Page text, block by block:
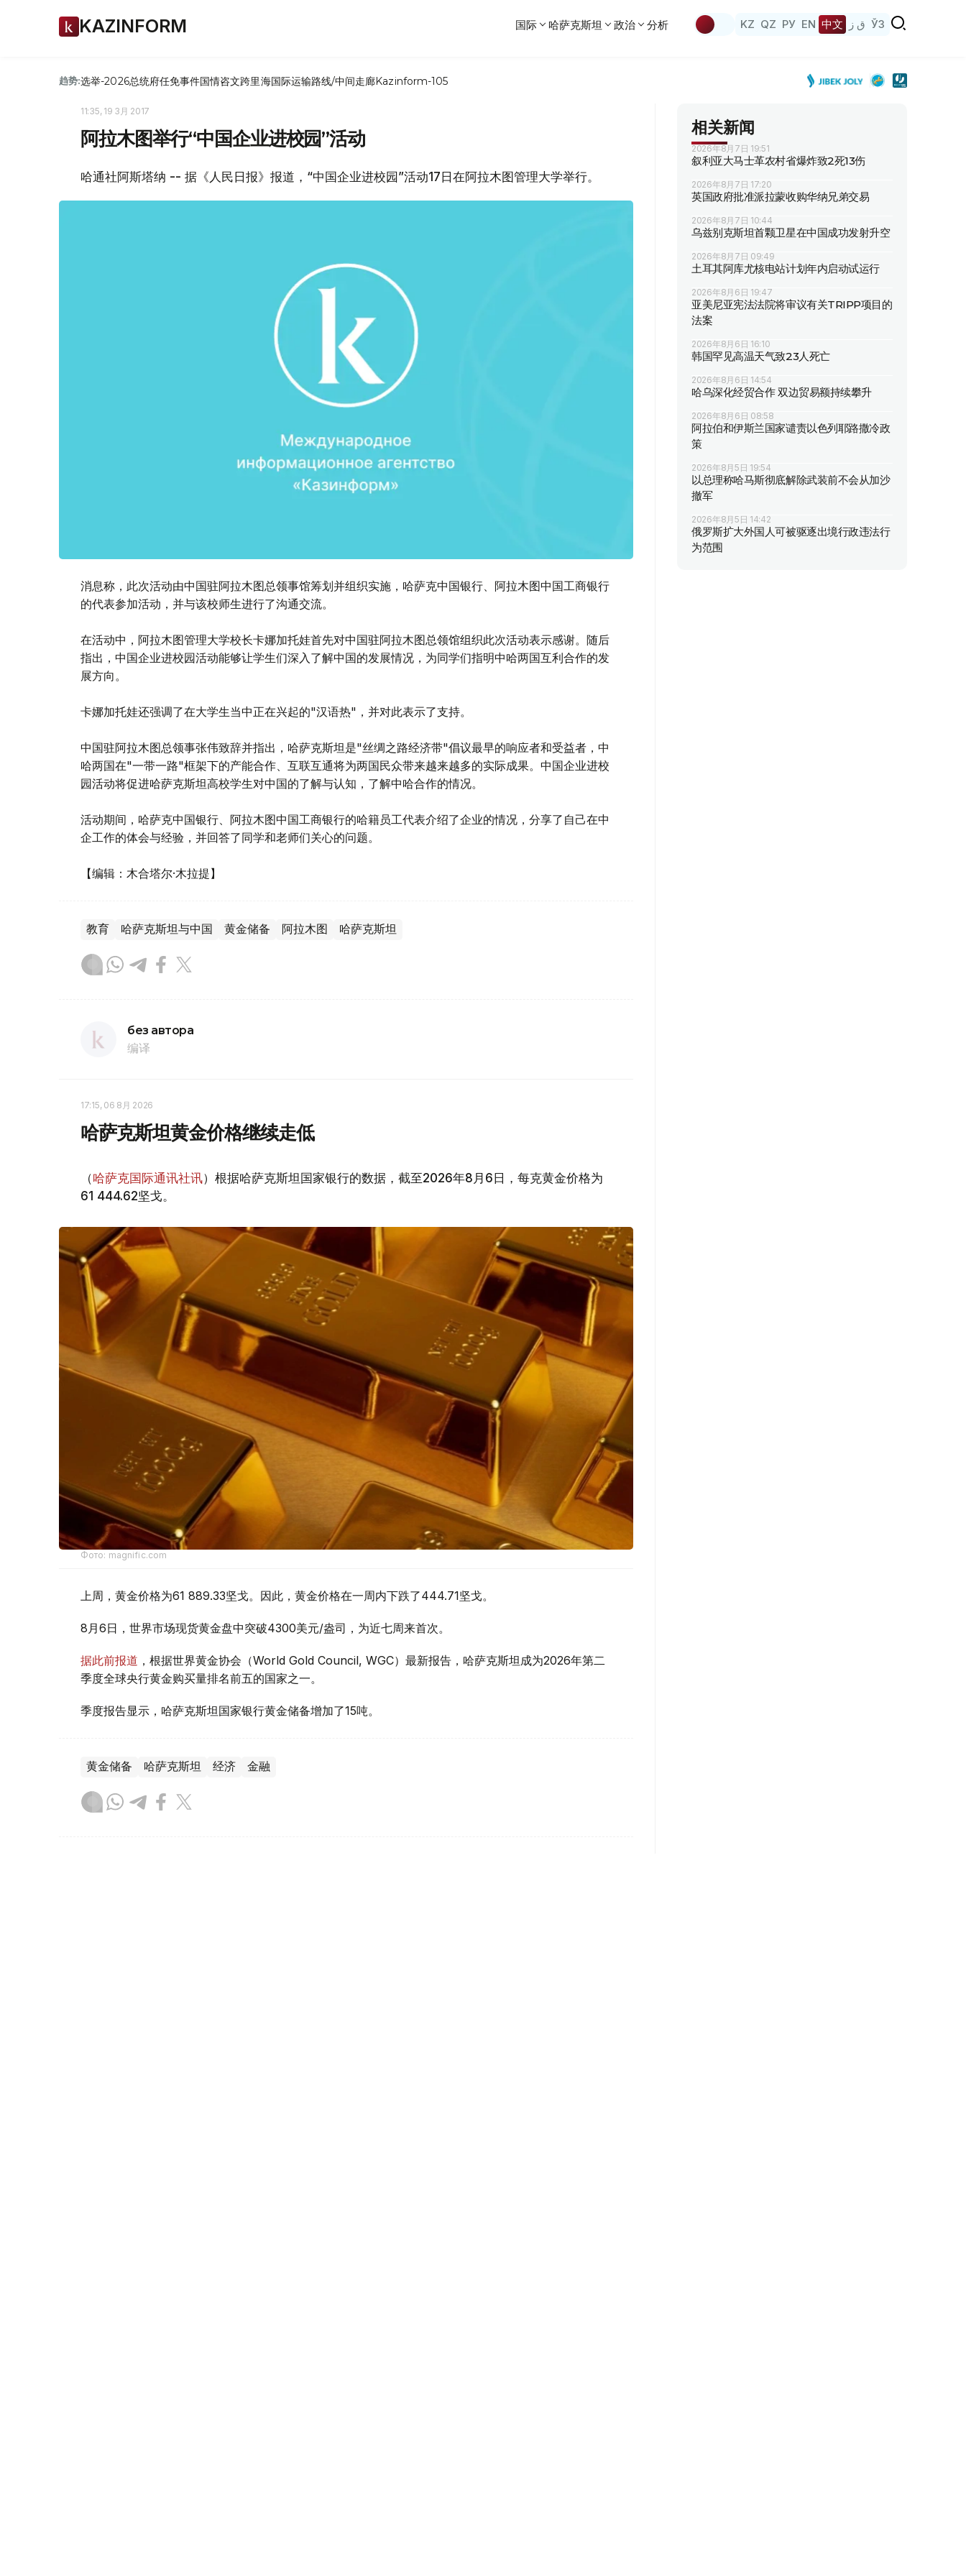
KAZINFORM 国际 哈萨克斯坦 政治 分析 KZ QZ РУ EN 中文 ق ز ЎЗ
趋势:选举-2026总统府任免事件国情咨文跨里海国际运输路线/中间走廊Kazinform-105
11:35, 19 3月 2017
阿拉木图举行“中国企业进校园”活动
哈通社阿斯塔纳 -- 据《人民日报》报道，“中国企业进校园”活动17日在阿拉木图管理大学举行。
消息称，此次活动由中国驻阿拉木图总领事馆筹划并组织实施，哈萨克中国银行、阿拉木图中国工商银行
的代表参加活动，并与该校师生进行了沟通交流。
在活动中，阿拉木图管理大学校长卡娜加托娃首先对中国驻阿拉木图总领馆组织此次活动表示感谢。随后
指出，中国企业进校园活动能够让学生们深入了解中国的发展情况，为同学们指明中哈两国互利合作的发
展方向。
卡娜加托娃还强调了在大学生当中正在兴起的"汉语热"，并对此表示了支持。
中国驻阿拉木图总领事张伟致辞并指出，哈萨克斯坦是"丝绸之路经济带"倡议最早的响应者和受益者，中
哈两国在"一带一路"框架下的产能合作、互联互通将为两国民众带来越来越多的实际成果。中国企业进校
园活动将促进哈萨克斯坦高校学生对中国的了解与认知，了解中哈合作的情况。
活动期间，哈萨克中国银行、阿拉木图中国工商银行的哈籍员工代表介绍了企业的情况，分享了自己在中
企工作的体会与经验，并回答了同学和老师们关心的问题。
【编辑：木合塔尔·木拉提】
教育 哈萨克斯坦与中国 黄金储备 阿拉木图 哈萨克斯坦
без автора
编译
17:15, 06 8月 2026
哈萨克斯坦黄金价格继续走低
（哈萨克国际通讯社讯）根据哈萨克斯坦国家银行的数据，截至2026年8月6日，每克黄金价格为
61 444.62坚戈。
Фото: magnific.com
上周，黄金价格为61 889.33坚戈。因此，黄金价格在一周内下跌了444.71坚戈。
8月6日，世界市场现货黄金盘中突破4300美元/盎司，为近七周来首次。
据此前报道 ，根据世界黄金协会（World Gold Council, WGC）最新报告，哈萨克斯坦成为2026年第二
季度全球央行黄金购买量排名前五的国家之一。
季度报告显示，哈萨克斯坦国家银行黄金储备增加了15吨。
黄金储备 哈萨克斯坦 经济 金融
相关新闻
2026年8月7日 19:51
叙利亚大马士革农村省爆炸致2死13伤
2026年8月7日 17:20
英国政府批准派拉蒙收购华纳兄弟交易
2026年8月7日 10:44
乌兹别克斯坦首颗卫星在中国成功发射升空
2026年8月7日 09:49
土耳其阿库尤核电站计划年内启动试运行
2026年8月6日 19:47
亚美尼亚宪法法院将审议有关TRIPP项目的
法案
2026年8月6日 16:10
韩国罕见高温天气致23人死亡
2026年8月6日 14:54
哈乌深化经贸合作 双边贸易额持续攀升
2026年8月6日 08:58
阿拉伯和伊斯兰国家谴责以色列耶路撒冷政
策
2026年8月5日 19:54
以总理称哈马斯彻底解除武装前不会从加沙
撤军
2026年8月5日 14:42
俄罗斯扩大外国人可被驱逐出境行政违法行
为范围